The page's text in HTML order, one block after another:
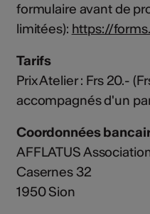
formulaire avant de
limitées): https://
Tarifs
Prix Atelier : Frs 20.-
accompagnés d'un
Coordonnées
AFFLATUS
Casernes 32
1950 Sion